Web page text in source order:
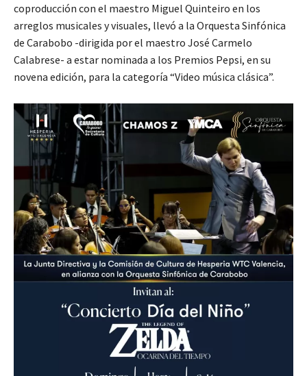
coproducción con el maestro Miguel Quinteiro en los
arreglos musicales y visuales, llevó a la Orquesta Sinfónica
de Carabobo -dirigida por el maestro José Carmelo
Calabrese- a estar nominada a los Premios Pepsi, en su
novena edición, para la categoría “Video música clásica”.